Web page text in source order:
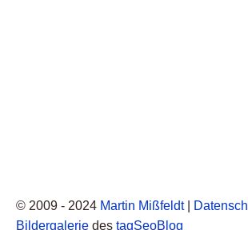
© 2009 - 2024 Martin Mißfeldt|
Bildergalerie des tagSeoBlog